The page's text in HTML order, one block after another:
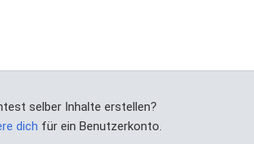
selber Inhalte erstellen?
dich für ein Benutzerkonto.